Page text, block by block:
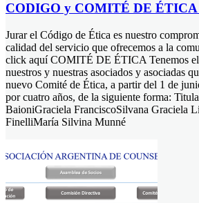
CODIGO y COMITÉ DE
Jurar el Código de Ética es nuestro
calidad del servicio que ofrecemos a la
click aquí COMITÉ DE ÉTICA Tenemos el
nuestros y nuestras asociados y asociadas
nuevo Comité de Ética, a partir del 1 de
por cuatro años, de la siguiente forma:
BaioniGraciela FranciscoSilvana Graciela
FinelliMaría Silvina Munné